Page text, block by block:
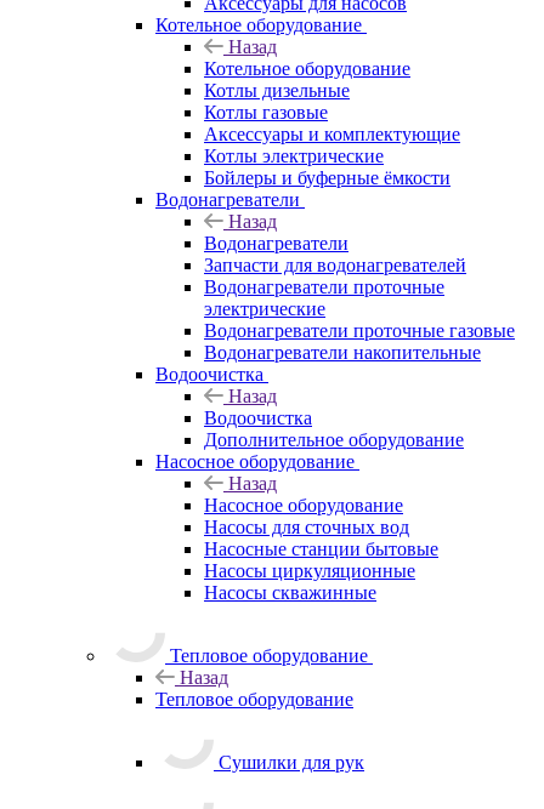
Котельное оборудование
Назад
Котельное оборудование
Котлы дизельные
Котлы газовые
Аксессуары и комплектующие
Котлы электрические
Бойлеры и буферные ёмкости
Водонагреватели
Назад
Водонагреватели
Запчасти для водонагревателей
Водонагреватели проточные
электрические
Водонагреватели проточные газовые
Водонагреватели накопительные
Водоочистка
Назад
Водоочистка
Дополнительное оборудование
Насосное оборудование
Назад
Насосное оборудование
Насосы для сточных вод
Насосные станции бытовые
Насосы циркуляционные
Насосы скважинные
Тепловое оборудование
Назад
Тепловое оборудование
Сушилки для рук